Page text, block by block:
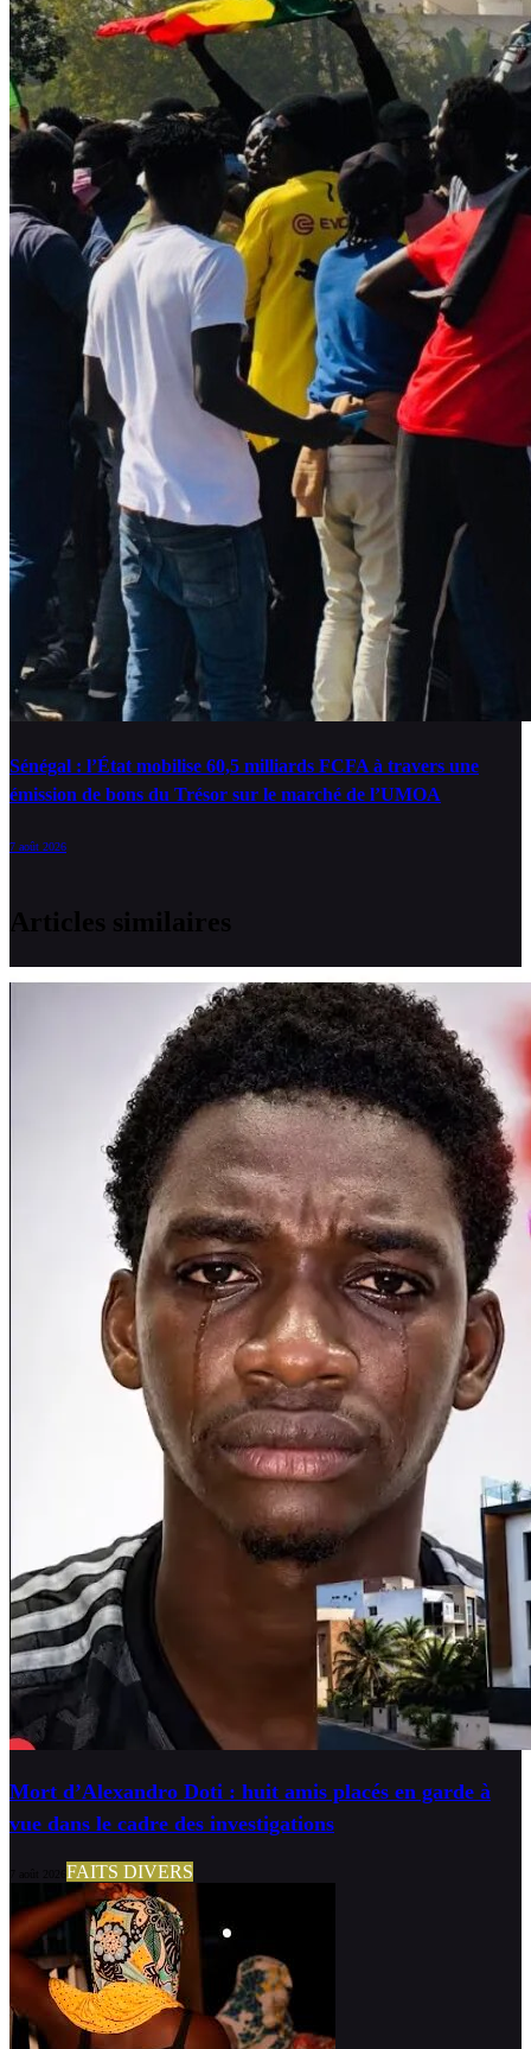
Sénégal : l’État mobilise 60,5 milliards FCFA à travers une
émission de bons du Trésor sur le marché de l’UMOA
7 août 2026
Articles similaires
Mort d’Alexandro Doti : huit amis placés en garde à
vue dans le cadre des investigations
FAITS DIVERS